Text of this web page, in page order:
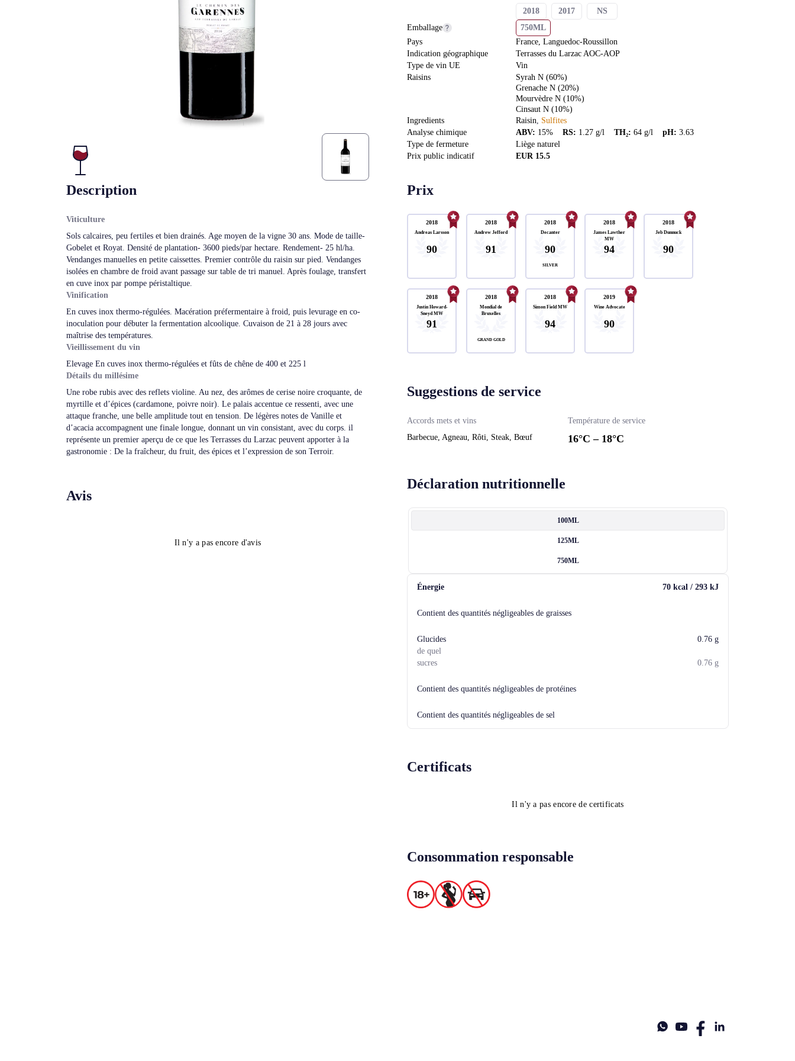
2018 2017
NS
Emballage
750ML
Pays
France, Languedoc-Roussillon
Indication géographique
Terrasses du Larzac AOC-AOP
Type de vin UE
Vin
Raisins
Syrah N (60%)
Grenache N (20%)
Mourvèdre N (10%)
Cinsaut N (10%)
Ingredients
Raisin Sulfites
Analyse chimique
ABV: 15% RS: 1.27 g/l TH₂: 64 g/l pH: 3.63
Type de fermeture
Liège naturel
Prix public indicatif
EUR 15.5
Description
Viticulture
Sols calcaires, peu fertiles et bien drainés. Age moyen de la vigne 30 ans. Mode de taille-
Gobelet et Royat. Densité de plantation- 3600 pieds/par hectare. Rendement- 25 hl/ha.
Vendanges manuelles en petite caissettes. Premier contrôle du raisin sur pied. Vendanges
isolées en chambre de froid avant passage sur table de tri manuel. Après foulage, transfert
en cuve inox par pompe péristaltique.
Vinification
En cuves inox thermo-régulées. Macération préfermentaire à froid, puis levurage en co-
inoculation pour débuter la fermentation alcoolique. Cuvaison de 21 à 28 jours avec
maîtrise des températures.
Vieillissement du vin
Elevage En cuves inox thermo-régulées et fûts de chêne de 400 et 225 l
Détails du millésime
Une robe rubis avec des reflets violine. Au nez, des arômes de cerise noire croquante, de
myrtille et d’épices (cardamone, poivre noir). Le palais accentue ce ressenti, avec une
attaque franche, une belle amplitude tout en tension. De légères notes de Vanille et
d’acacia accompagnent une finale longue, donnant un vin consistant, avec du corps. il
représente un premier aperçu de ce que les Terrasses du Larzac peuvent apporter à la
gastronomie : De la fraîcheur, du fruit, des épices et l’expression de son Terroir.
Avis
Il n'y a pas encore d'avis
Prix
2018
Andreas Larsson
90
2018
Andrew Jefford
91
2018
Decanter
90
SILVER
2018
James Lawther
MW
94
2018
Jeb Dunnuck
90
2018
Justin Howard-
Sneyd MW
91
2018
Mondial de
Bruxelles
GRAND GOLD
2018
Simon Field MW
94
2019
Wine Advocate
90
Suggestions de service
Accords mets et vins
Barbecue, Agneau, Rôti, Steak, Bœuf
Température de service
16°C – 18°C
Déclaration nutritionnelle
100ML
125ML
750ML
Énergie 70 kcal / 293 kJ
Contient des quantités négligeables de graisses
Glucides 0.76 g
de quel
sucres
0.76 g
Contient des quantités négligeables de protéines
Contient des quantités négligeables de sel
Certificats
Il n'y a pas encore de certificats
Consommation responsable